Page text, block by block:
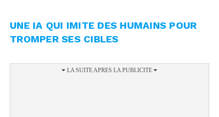
UNE IA QUI IMITE DES HUMAINS POUR
TROMPER SES CIBLES